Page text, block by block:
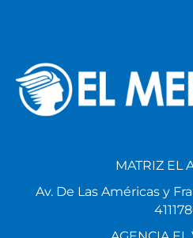
MATRIZ EL
Av. De Las Américas y